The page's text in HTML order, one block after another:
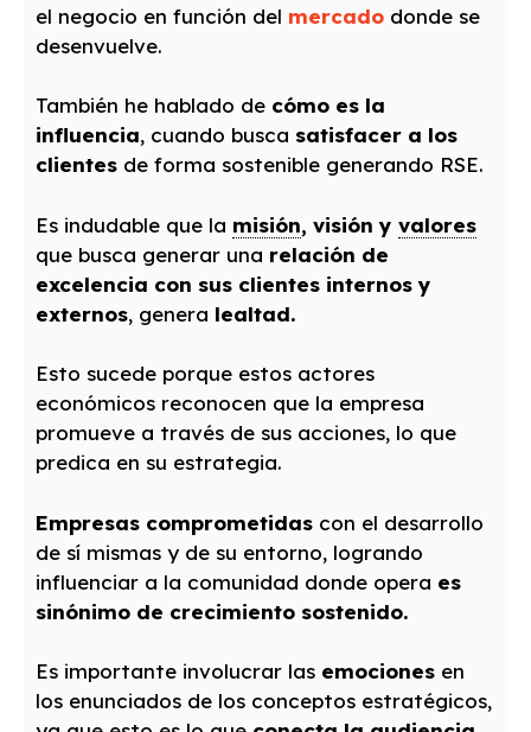
el negocio en función del mercado donde se
desenvuelve.
También he hablado de cómo es la
influencia, cuando busca satisfacer a los
clientes de forma sostenible generando RSE.
Es indudable que la misión, visión y valores
que busca generar una relación de
excelencia con sus clientes internos y
externos, genera lealtad.
Esto sucede porque estos actores
económicos reconocen que la empresa
promueve a través de sus acciones, lo que
predica en su estrategia.
Empresas comprometidas con el desarrollo
de sí mismas y de su entorno, logrando
influenciar a la comunidad donde opera es
sinónimo de crecimiento sostenido.
Es importante involucrar las emociones en
los enunciados de los conceptos estratégicos,